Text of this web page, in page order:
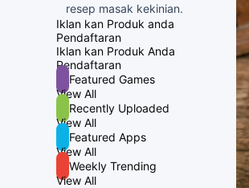
resep masak kekinian.
Iklan kan Produk anda
Pendaftaran
Iklan kan Produk Anda
Pendaftaran
Featured Games
View All
Recently Uploaded
View All
Featured Apps
View All
Weekly Trending
View All